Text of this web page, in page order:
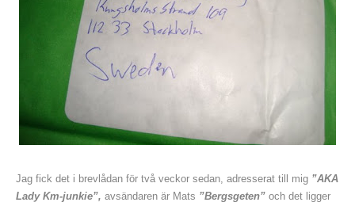
Jag fick det i brevlådan för två veckor sedan, adresserat till mig ”AKA
Lady Km-junkie”, avsändaren är Mats ”Bergsgeten”och det ligger